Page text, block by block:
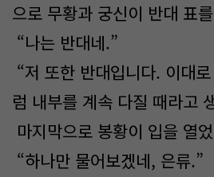
으로 무황과 궁신이 반대 표
“나는 반대네.”
“저 또한 반대입니다. 이대
럼 내부를 계속 다질 때라고
마지막으로 봉황이 입을 열
“하나만 물어보겠네, 은류.”